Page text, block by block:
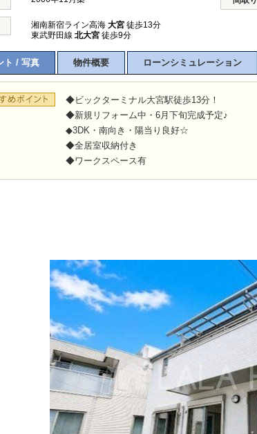
湘南新宿ライン高海 大宮 徒歩13分
東武野田線 北大宮 徒歩9分
ト / 写真 物件概要 ローンシミュレーション
◆ビックターミナル大宮駅徒歩13分！
◆新規リフォーム中・6月下旬完成予定♪
◆3DK・南向き・陽当り良好☆
◆全居室収納付き
◆ワークスペース有